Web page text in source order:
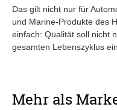
Das gilt nicht nur für
und Marine-Produkte des
einfach: Qualität soll nicht
gesamten Lebenszyklus
Mehr als